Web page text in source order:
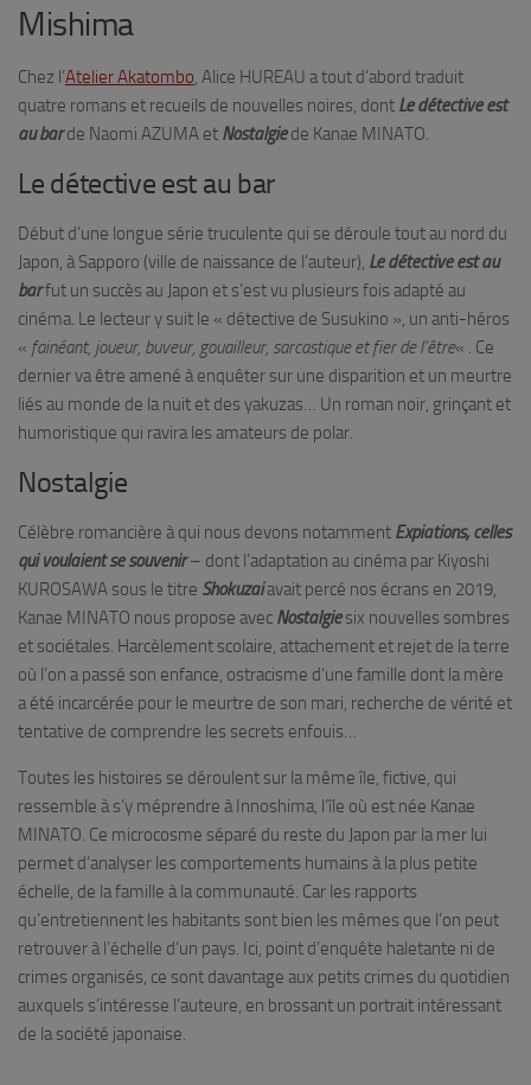
Mishima
Chez l’Atelier Akatombo, Alice HUREAU a tout d’abord traduit
quatre romans et recueils de nouvelles noires, dont Le détective est
au barde Naomi AZUMA et Nostalgiede Kanae MINATO.
Le détective est au bar
Début d’une longue série truculente qui se déroule tout au nord du
Japon, à Sapporo (ville de naissance de l’auteur), Le détective est au
barfut un succès au Japon et s’est vu plusieurs fois adapté au
cinéma. Le lecteur y suit le « détective de Susukino », un anti-héros
« fainéant, joueur, buveur, gouailleur, sarcastique et fier de l’être« . Ce
dernier va être amené à enquêter sur une disparition et un meurtre
liés au monde de la nuit et des yakuzas… Un roman noir, grinçant et
humoristique qui ravira les amateurs de polar.
Nostalgie
Célèbre romancière à qui nous devons notamment Expiations, celles
qui voulaient se souvenir– dont l’adaptation au cinéma par Kiyoshi
KUROSAWA sous le titre Shokuzaiavait percé nos écrans en 2019,
Kanae MINATO nous propose avec Nostalgie six nouvelles sombres
et sociétales. Harcèlement scolaire, attachement et rejet de la terre
où l’on a passé son enfance, ostracisme d’une famille dont la mère
a été incarcérée pour le meurtre de son mari, recherche de vérité et
tentative de comprendre les secrets enfouis…
Toutes les histoires se déroulent sur la même île, fictive, qui
ressemble à s’y méprendre à Innoshima, l’île où est née Kanae
MINATO. Ce microcosme séparé du reste du Japon par la mer lui
permet d’analyser les comportements humains à la plus petite
échelle, de la famille à la communauté. Car les rapports
qu’entretiennent les habitants sont bien les mêmes que l’on peut
retrouver à l’échelle d’un pays. Ici, point d’enquête haletante ni de
crimes organisés, ce sont davantage aux petits crimes du quotidien
auxquels s’intéresse l’auteure, en brossant un portrait intéressant
de la société japonaise.